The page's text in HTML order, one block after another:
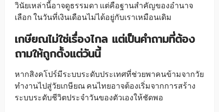
วินัยเหล่านี้อาจดูธรรมดา แต่คือฐานสำคัญของอำนาจ
เลือก ในวันที่เงินเดือนไม่ได้อยู่กับเราเหมือนเดิม
เกษียณไม่ใช่เรื่องไกล แต่เป็นคำถามที่ต้อง
ถามให้ถูกตั้งแต่วันนี้
หากสิงคโปร์มีระบบระดับประเทศที่ช่วยพาคนข้ามจากวัย
ทำงานไปสู่วัยเกษียณ คนไทยอาจต้องเริ่มจากการสร้าง
ระบบระดับชีวิตประจำวันของตัวเองให้ชัดพอ